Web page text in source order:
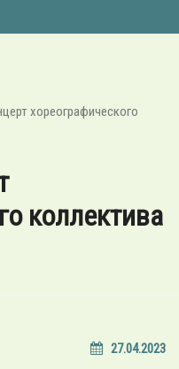
хореографического
коллектива
27.04.2023